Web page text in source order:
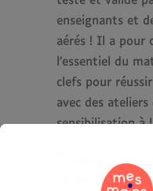
enseignants et
aérés ! Il a pour
l’essentiel du
clefs pour
avec des
sensibilisation à
mener, en toute